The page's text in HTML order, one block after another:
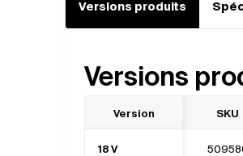
Versions produits
Versions
Version SKU
18 V